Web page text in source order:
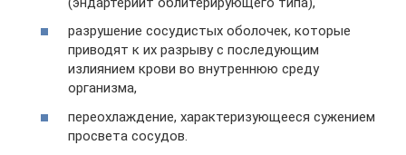
разрушение сосудистых оболочек, которые
приводят к их разрыву с последующим
излиянием крови во внутреннюю среду
организма,
переохлаждение, характеризующееся сужением
просвета сосудов.